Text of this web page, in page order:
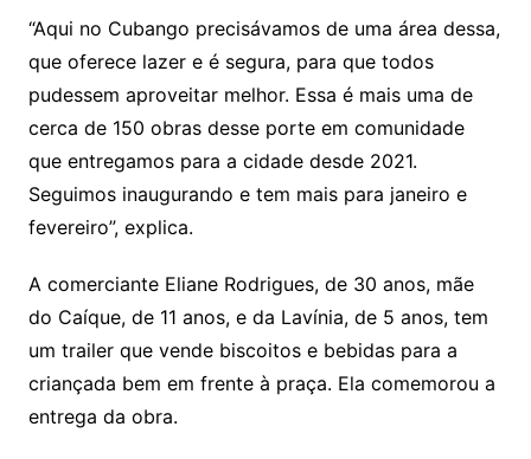
“Aqui no Cubango precisávamos de uma área dessa,
que oferece lazer e é segura, para que todos
pudessem aproveitar melhor. Essa é mais uma de
cerca de 150 obras desse porte em comunidade
que entregamos para a cidade desde 2021.
Seguimos inaugurando e tem mais para janeiro e
fevereiro”, explica.
A comerciante Eliane Rodrigues, de 30 anos, mãe
do Caíque, de 11 anos, e da Lavínia, de 5 anos, tem
um trailer que vende biscoitos e bebidas para a
criançada bem em frente à praça. Ela comemorou a
entrega da obra.